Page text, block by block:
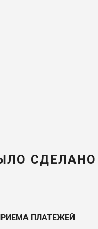
ПЛАТЕЖЕЙ